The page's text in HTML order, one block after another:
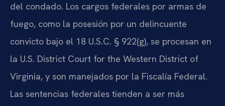
del condado. Los cargos federales por armas de
fuego, como la posesión por un delincuente
convicto bajo el 18 U.S.C. § 922(g), se procesan en
la U.S. District Court for the Western District of
Virginia, y son manejados por la Fiscalía Federal.
Las sentencias federales tienden a ser más